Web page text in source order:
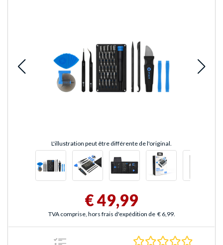
L'illustration peut être différente de l'original.
€ 49,99
TVA comprise, hors frais d'expédition de € 6,99.